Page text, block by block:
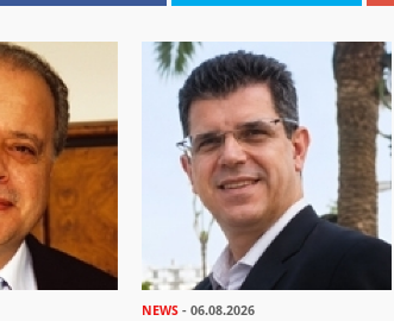
NEWS - 06.08.2026